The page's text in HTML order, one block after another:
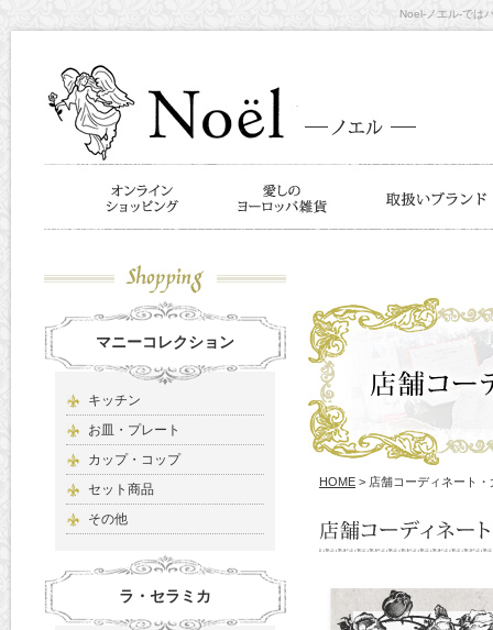
Noel-ノエル-では
マニーコレクション
キッチン
お皿・プレート
カップ・コップ
セット商品
その他
ラ・セラミカ
HOME > 店舗コーディネート